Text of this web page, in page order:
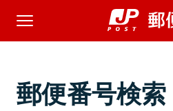
郵便番号検索